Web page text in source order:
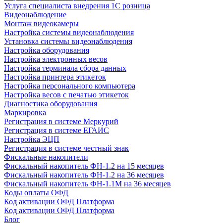
Услуга специалиста внедрения 1С розница
Видеонаблюдение
Монтаж видеокамеры
Настройка системы видеонаблюдения
Установка системы видеонаблюдения
Настройка оборудования
Настройка электронных весов
Настройка терминала сбора данных
Настройка принтера этикеток
Настройка персонального компьютера
Настройка весов с печатью этикеток
Диагностика оборудования
Маркировка
Регистрация в системе Меркурий
Регистрация в системе ЕГАИС
Настройка ЭЦП
Регистрация в системе честный знак
Фискальные накопители
Фискальный накопитель ФН-1.2 на 15 месяцев
Фискальный накопитель ФН-1.2 на 36 месяцев
Фискальный накопитель ФН-1.1М на 36 месяцев
Коды оплаты ОФД
Код активации ОФД Платформа
Код активации ОФД Платформа
Блог